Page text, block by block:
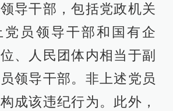
导干部，包括党政机关
党员领导干部和国有企
、人民团体内相当于副
领导干部。非上述党员
成该违纪行为。此外，